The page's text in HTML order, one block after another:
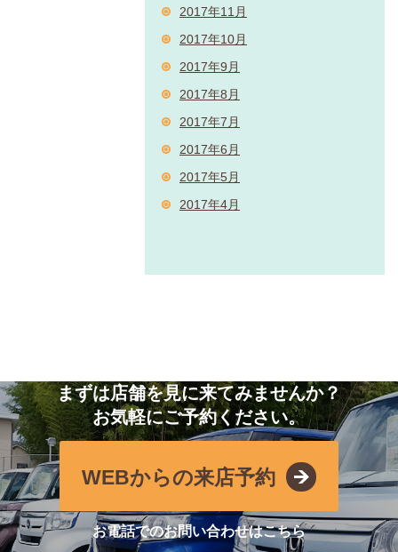
2017年11月
2017年10月
2017年9月
2017年8月
2017年7月
2017年6月
2017年5月
2017年4月
まずは店舗を見に来てみませんか？
お気軽にご予約ください。
WEBからの来店予約
お電話でのお問い合わせはこちら